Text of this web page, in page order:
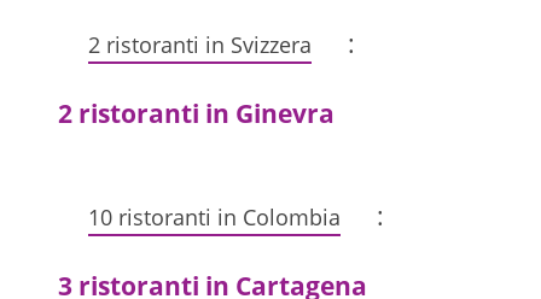
2 ristoranti in Svizzera :
2 ristoranti in Ginevra
10 ristoranti in Colombia :
3 ristoranti in Cartagena